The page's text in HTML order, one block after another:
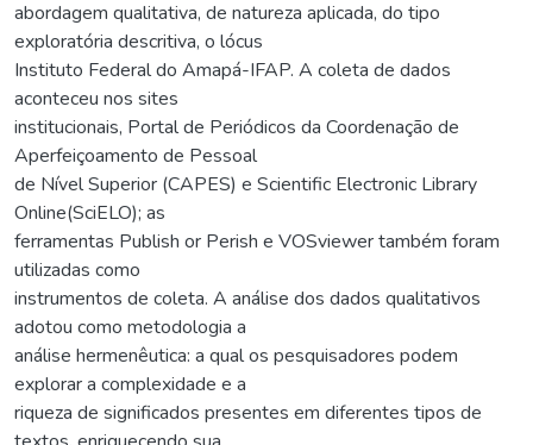
abordagem qualitativa, de natureza aplicada, do tipo
exploratória descritiva, o lócus
Instituto Federal do Amapá-IFAP. A coleta de dados
aconteceu nos sites
institucionais, Portal de Periódicos da Coordenação de
Aperfeiçoamento de Pessoal
de Nível Superior (CAPES) e Scientific Electronic Library
Online(SciELO); as
ferramentas Publish or Perish e VOSviewer também foram
utilizadas como
instrumentos de coleta. A análise dos dados qualitativos
adotou como metodologia a
análise hermenêutica: a qual os pesquisadores podem
explorar a complexidade e a
riqueza de significados presentes em diferentes tipos de